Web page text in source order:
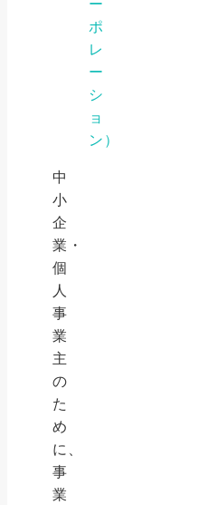
ー
ポ
レ
ー
シ
ョ
ン）
中
小
企
業・
個
人
事
業
主
の
た
め
に、
事
業